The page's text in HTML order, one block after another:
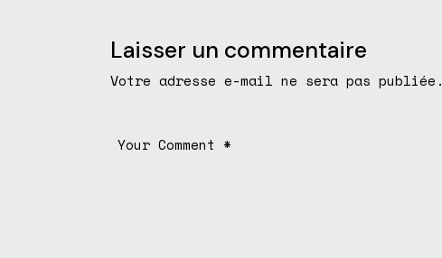
Laisser un commentaire
Votre adresse e-mail ne sera pas publiée.